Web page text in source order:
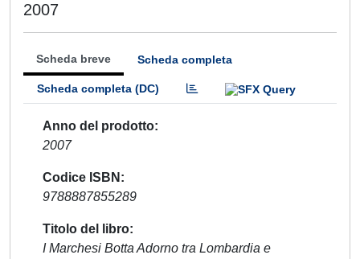
2007
Scheda breve Scheda completa
Scheda completa (DC)
Anno del prodotto
2007
Codice ISBN
9788887855289
Titolo del libro
I Marchesi Botta Adorno tra Lombardia e